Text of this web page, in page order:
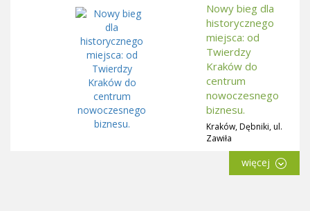
Nowy bieg dla
historycznego
miejsca: od
Twierdzy
Kraków do
centrum
nowoczesnego
biznesu.
Kraków, Dębniki, ul.
Zawiła
więcej